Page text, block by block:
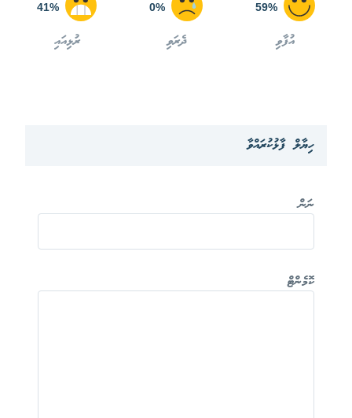
59%
އުފާވި
0%
ދެރަވި
41%
ރުޅިއައި
ހިޔާލް ފާޅުކުރައްވާ
ނަން
ކޮމެންޓް